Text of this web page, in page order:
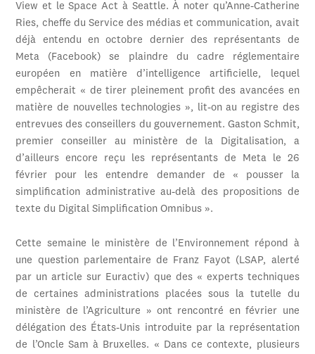
View et le Space Act à Seattle. À noter qu’Anne-Catherine
Ries, cheffe du Service des médias et communication, avait
déjà entendu en octobre dernier des représentants de
Meta (Facebook) se plaindre du cadre réglementaire
européen en matière d’intelligence artificielle, lequel
empêcherait « de tirer pleinement profit des avancées en
matière de nouvelles technologies », lit-on au registre des
entrevues des conseillers du gouvernement. Gaston Schmit,
premier conseiller au ministère de la Digitalisation, a
d’ailleurs encore reçu les représentants de Meta le 26
février pour les entendre demander de « pousser la
simplification administrative au-delà des propositions de
texte du Digital Simplification Omnibus ».
Cette semaine le ministère de l’Environnement répond à
une question parlementaire de Franz Fayot (LSAP, alerté
par un article sur Euractiv) que des « experts techniques
de certaines administrations placées sous la tutelle du
ministère de l’Agriculture » ont rencontré en février une
délégation des États-Unis introduite par la représentation
de l’Oncle Sam à Bruxelles. « Dans ce contexte, plusieurs